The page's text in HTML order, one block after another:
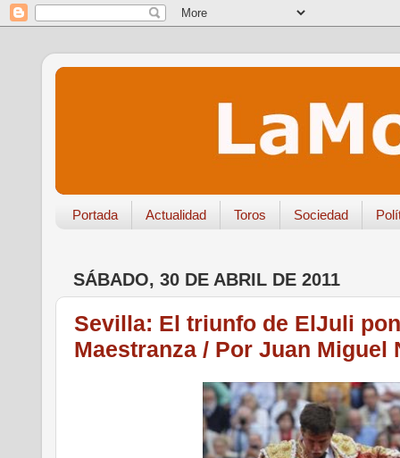
Portada Actualidad Toros Sociedad
SÁBADO, 30 DE ABRIL DE 2011
Sevilla: El triunfo de ElJuli
Maestranza / Por Juan Miguel